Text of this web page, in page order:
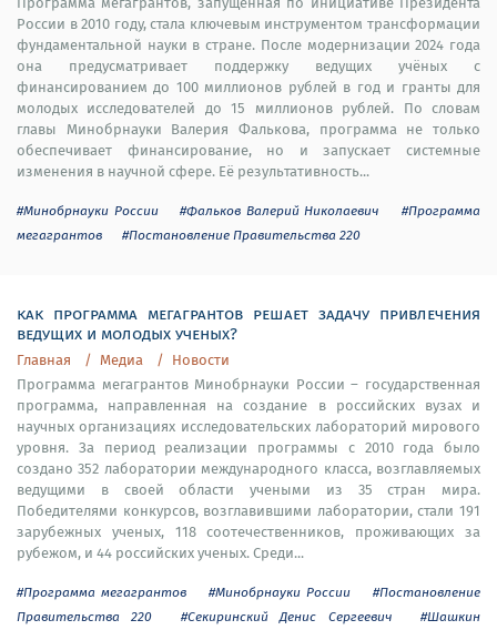
России в 2010 году, стала ключевым инструментом трансформации
фундаментальной науки в стране. После модернизации 2024 года
она предусматривает поддержку ведущих учёных с
финансированием до 100 миллионов рублей в год и гранты для
молодых исследователей до 15 миллионов рублей. По словам
главы Минобрнауки Валерия Фалькова, программа не только
обеспечивает финансирование, но и запускает системные
изменения в научной сфере. Её результативность...
#Минобрнауки России #Фальков Валерий Николаевич
#Программа
мегагрантов
#Постановление Правительства 220
как программа мегагрантов решает задачу привлечения
ведущих и молодых ученых?
Главная Медиа
Новости
Программа мегагрантов Минобрнауки России – государственная
программа, направленная на создание в российских вузах и
научных организациях исследовательских лабораторий мирового
уровня. За период реализации программы с 2010 года было
создано 352 лаборатории международного класса, возглавляемых
ведущими в своей области учеными из 35 стран мира.
Победителями конкурсов, возглавившими лаборатории, стали 191
зарубежных ученых, 118 соотечественников, проживающих за
рубежом, и 44 российских ученых. Среди...
#Программа мегагрантов #Минобрнауки России
#Постановление
Правительства 220
#Секиринский Денис Сергеевич
#Шашкин